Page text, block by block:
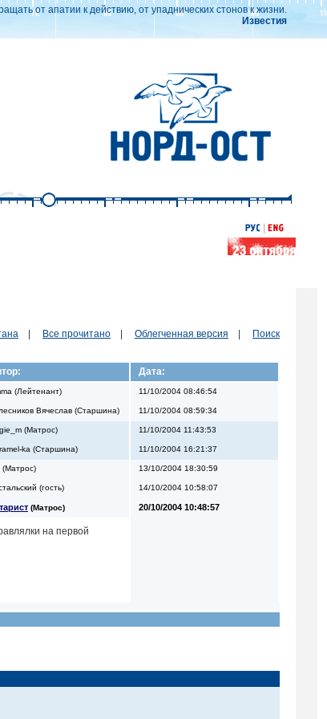
от апатии к действию, от упаднических стонов к жизни.
Известия
Все прочитано Облегченная версия
Поиск
Дата:
(Лейтенант) 11/10/2004 08:46:54
Вячеслав (Старшина) 11/10/2004 08:59:34
(Матрос) 11/10/2004 11:43:53
ka (Старшина) 11/10/2004 16:21:37
(Матрос) 13/10/2004 18:30:59
(гость) 14/10/2004 10:58:07
(Матрос) 20/10/2004 10:48:57
на первой